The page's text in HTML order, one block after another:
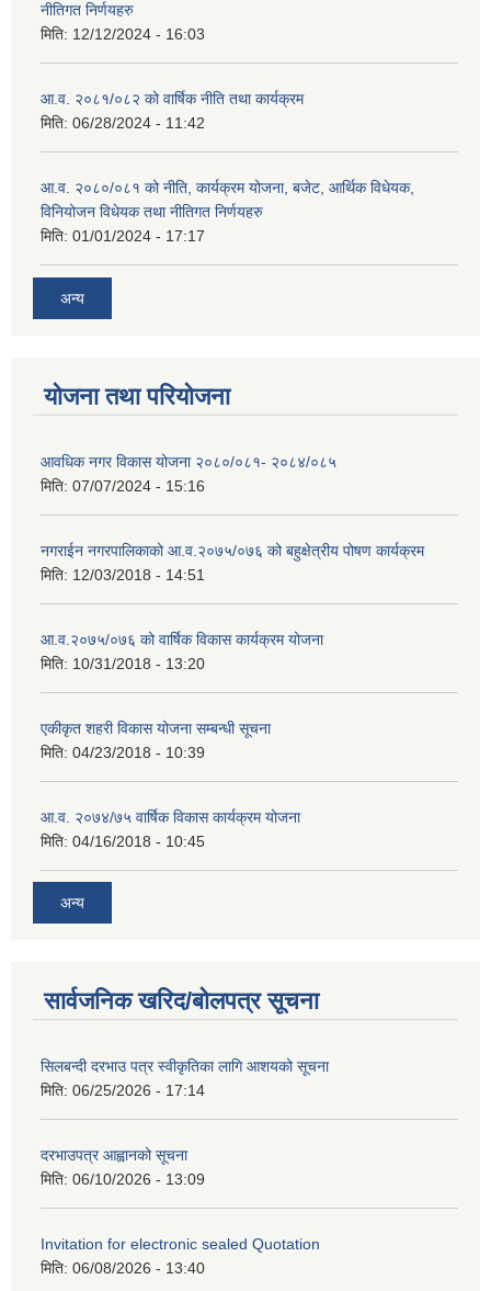
नीतिगत निर्णयहरु
मिति: 12/12/2024 - 16:03
आ.व. २०८१/०८२ को वार्षिक नीति तथा कार्यक्रम
मिति: 06/28/2024 - 11:42
आ.व. २०८०/०८१ को नीति, कार्यक्रम योजना, बजेट, आर्थिक विधेयक,
विनियोजन विधेयक तथा नीतिगत निर्णयहरु
मिति: 01/01/2024 - 17:17
अन्य
योजना तथा परियोजना
आवधिक नगर विकास योजना २०८०/०८१- २०८४/०८५
मिति: 07/07/2024 - 15:16
नगराईन नगरपालिकाको आ.व.२०७५/०७६ को बहुक्षेत्रीय पोषण कार्यक्रम
मिति: 12/03/2018 - 14:51
आ.व.२०७५/०७६ को वार्षिक विकास कार्यक्रम योजना
मिति: 10/31/2018 - 13:20
एकीकृत शहरी विकास योजना सम्बन्धी सूचना
मिति: 04/23/2018 - 10:39
आ.व. २०७४/७५ वार्षिक विकास कार्यक्रम योजना
मिति: 04/16/2018 - 10:45
अन्य
सार्वजनिक खरिद/बोलपत्र सूचना
सिलबन्दी दरभाउ पत्र स्वीकृतिका लागि आशयको सूचना
मिति: 06/25/2026 - 17:14
दरभाउपत्र आह्वानको सूचना
मिति: 06/10/2026 - 13:09
Invitation for electronic sealed Quotation
मिति: 06/08/2026 - 13:40